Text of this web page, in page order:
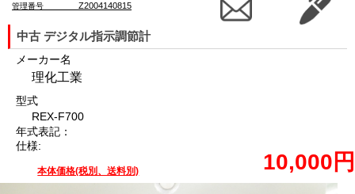
管理番号 Z2004140815
中古 デジタル指示調節計
メーカー名
理化工業
型式
REX-F700
年式表記：
仕様:
本体価格(税別、送料別) 10,000円